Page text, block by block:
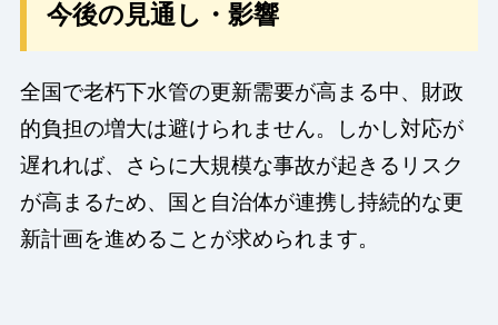
今後の見通し・影響
全国で老朽下水管の更新需要が高まる中、財政
的負担の増大は避けられません。しかし対応が
遅れれば、さらに大規模な事故が起きるリスク
が高まるため、国と自治体が連携し持続的な更
新計画を進めることが求められます。